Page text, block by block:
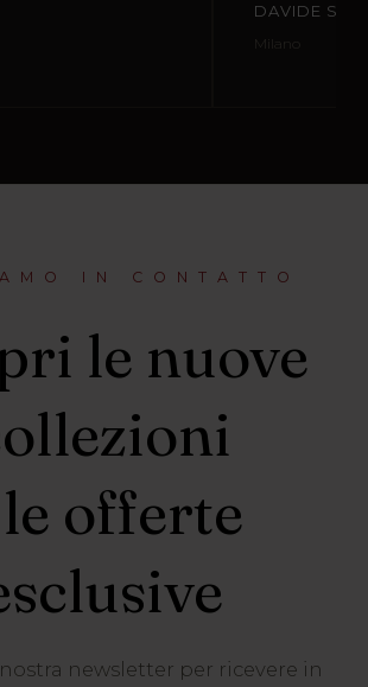
DAVIDE S.
Milano
IN CONTATTO
le nuove
offerte
newsletter per ricevere in